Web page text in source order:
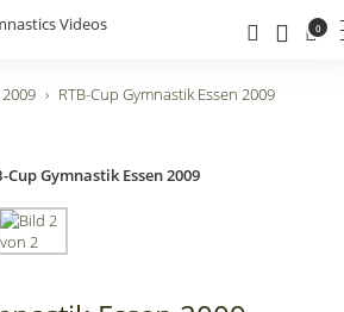
0
RTB-Cup Gymnastik Essen 2009